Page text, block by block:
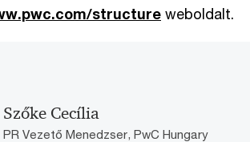
structure weboldalt.
Szőke Cecília
PR Vezető Menedzser, PwC Hungary